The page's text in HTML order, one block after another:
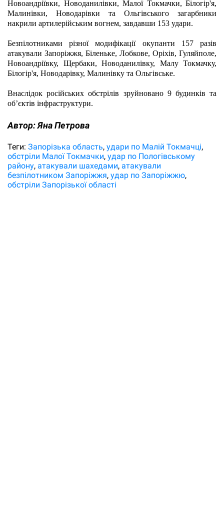
Новоандріївки, Новоданилівки, Малої Токмачки, Білогір'я,
Малинівки, Новодарівки та Ольгівського загарбники
накрили артилерійським вогнем, завдавши 153 удари.
Безпілотниками різної модифікації окупанти 157 разів
атакували Запоріжжя, Біленьке, Лобкове, Оріхів, Гуляйполе,
Новоандріївку, Щербаки, Новоданилівку, Малу Токмачку,
Білогір'я, Новодарівку, Малинівку та Ольгівське.
Внаслідок російських обстрілів зруйновано 9 будинків та
об’єктів інфраструктури.
Автор:Яна Петрова
Теги: Запорізька область удари по Малій Токмачці
обстріли Малої Токмачки удар по Пологівському
району атакували шахедами атакували
безпілотником Запоріжжя удар по Запоріжжю
обстріли Запорізької області